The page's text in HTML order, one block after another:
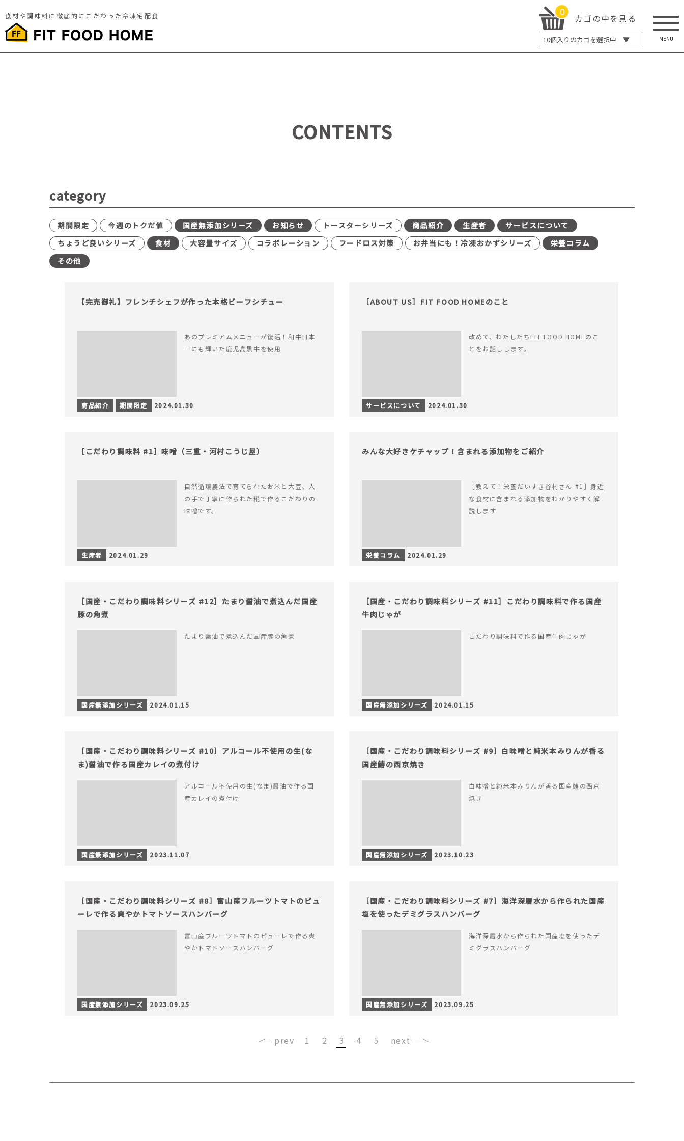
食材や調味料に徹底的にこだわった冷凍宅配食 0
カゴの中を見る
10個入りのカゴを選択中 ▼
5個入り
MENU
CONTENTS
category
期間限定 今週のトクだ値 国産無添加シリーズ お知らせ トースターシリーズ 商品紹介 生産者
サービスについて
ちょうど良いシリーズ
食材 大容量サイズ コラボレーション フードロス対策 お弁当にも！冷凍おかずシリーズ
栄養コラム
その他
【完売御礼】フレンチシェフが作った本格ビーフシチュー
あのプレミアムメニューが復活！和牛日本
一にも輝いた鹿児島黒牛を使用
商品紹介 期間限定 2024.01.30
［ABOUT US］FIT FOOD HOMEのこと
改めて、わたしたちFIT FOOD HOMEのこ
とをお話しします。
サービスについて 2024.01.30
［こだわり調味料 #1］味噌（三重・河村こうじ屋）
自然循環農法で育てられたお米と大豆、人
の手で丁寧に作られた糀で作るこだわりの
味噌です。
生産者 2024.01.29
みんな大好きケチャップ！含まれる添加物をご紹介
［教えて！栄養だいすき谷村さん #1］身近
な食材に含まれる添加物をわかりやすく解
説します
栄養コラム 2024.01.29
［国産・こだわり調味料シリーズ #12］たまり醤油で煮込んだ国産
豚の角煮
たまり醤油で煮込んだ国産豚の角煮
国産無添加シリーズ 2024.01.15
［国産・こだわり調味料シリーズ #11］こだわり調味料で作る国産
牛肉じゃが
こだわり調味料で作る国産牛肉じゃが
国産無添加シリーズ 2024.01.15
［国産・こだわり調味料シリーズ #10］アルコール不使用の生(な
ま)醤油で作る国産カレイの煮付け
アルコール不使用の生(なま)醤油で作る国
産カレイの煮付け
国産無添加シリーズ 2023.11.07
［国産・こだわり調味料シリーズ #9］白味噌と純米本みりんが香る
国産鰆の西京焼き
白味噌と純米本みりんが香る国産鰆の西京
焼き
国産無添加シリーズ 2023.10.23
［国産・こだわり調味料シリーズ #8］富山産フルーツトマトのピュ
ーレで作る爽やかトマトソースハンバーグ
富山産フルーツトマトのピューレで作る爽
やかトマトソースハンバーグ
国産無添加シリーズ 2023.09.25
［国産・こだわり調味料シリーズ #7］海洋深層水から作られた国産
塩を使ったデミグラスハンバーグ
海洋深層水から作られた国産塩を使ったデ
ミグラスハンバーグ
国産無添加シリーズ 2023.09.25
‹ 1 2 3 4 5 ›